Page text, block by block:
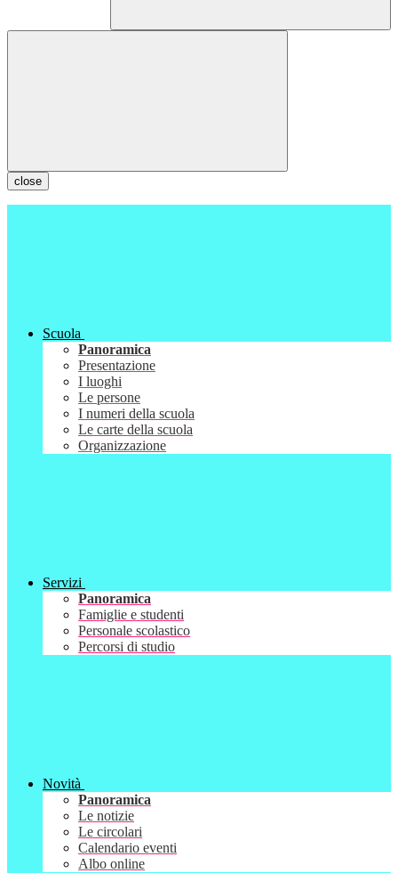
close
Scuola
Panoramica
Presentazione
I luoghi
Le persone
I numeri della scuola
Le carte della scuola
Organizzazione
Servizi
Panoramica
Famiglie e studenti
Personale scolastico
Percorsi di studio
Novità
Panoramica
Le notizie
Le circolari
Calendario eventi
Albo online